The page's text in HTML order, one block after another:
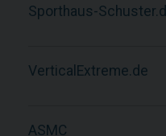
Sporthaus-
VerticalExtreme.de
ASMC